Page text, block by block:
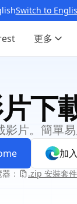
Switch to
更多
下
片。簡單
加
： .zip 安裝套件